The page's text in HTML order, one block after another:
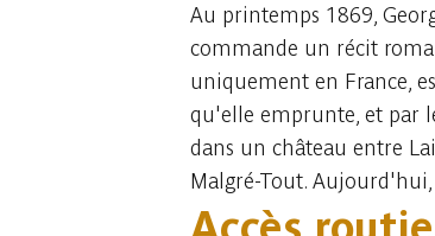
Au printemps 1869,
commande un récit
uniquement en France,
qu'elle emprunte, et par
dans un château entre
Malgré-Tout. Aujourd'hui,